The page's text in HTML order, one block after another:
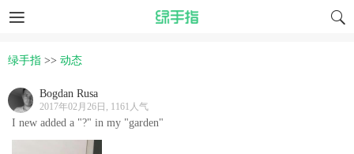
绿手指 >> 动态
Bogdan Rusa
2017年02月26日, 1161人气
I new added a "?" in my "garden"